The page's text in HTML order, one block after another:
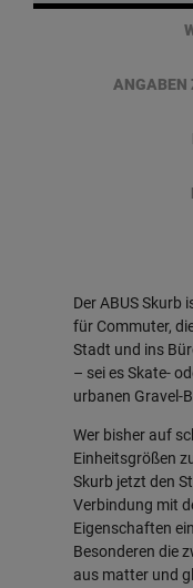
ANGABEN
Der ABUS Skurb
für Commuter,
Stadt und ins
– sei es Skate-
urbanen Gravel-
Wer bisher auf
Einheitsgrößen
Skurb jetzt den
Verbindung mit
Eigenschaften
Besonderen die
aus matter und